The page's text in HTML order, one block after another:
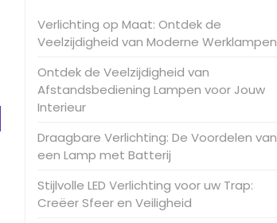
Verlichting op Maat: Ontdek de
Veelzijdigheid van Moderne Werklampen
Ontdek de Veelzijdigheid van
Afstandsbediening Lampen voor Jouw
Interieur
Draagbare Verlichting: De Voordelen van
een Lamp met Batterij
Stijlvolle LED Verlichting voor uw Trap:
Creëer Sfeer en Veiligheid